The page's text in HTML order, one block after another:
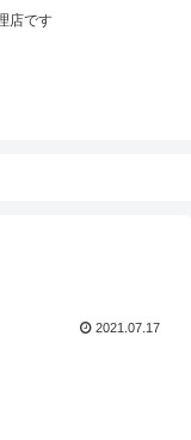
店です
2021.07.17